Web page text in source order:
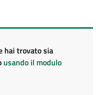
hai trovato sia
usando il modulo